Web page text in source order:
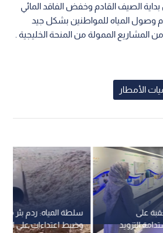
الصيف القادم وخفض الفاقد المائي
وصول المياه للمواطنين بشكل جيد
المشاريع الممولة من المنحة الخليجية .
الأمطار
سلطة المياه: ردم بئر
وضبط اعتداءات على
على
التزويد